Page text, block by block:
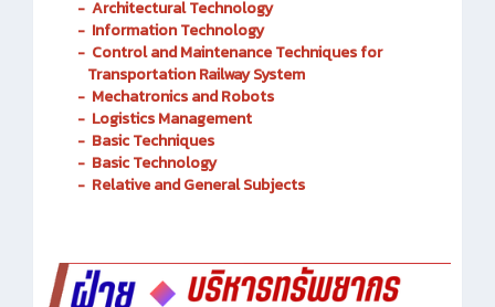
- Building Construction
- Architectural Technology
- Information Technology
Control and Maintenance Techniques for
Transportation Railway System
- Mechatronics and Robots
- Logistics Management
- Basic Techniques
- Basic Technology